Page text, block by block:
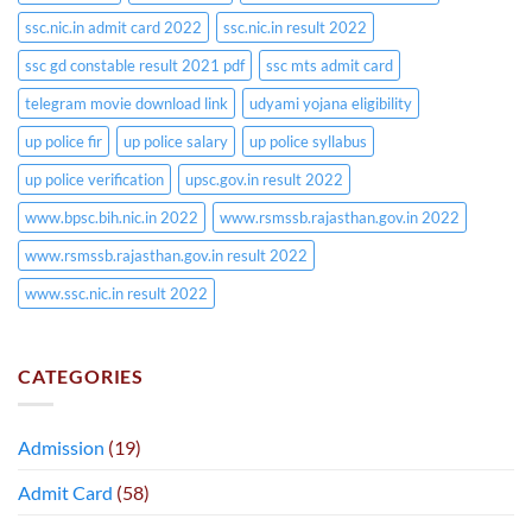
ssc.nic.in admit card 2022
ssc.nic.in result 2022
ssc gd constable result 2021 pdf
ssc mts admit card
telegram movie download link
udyami yojana eligibility
up police fir
up police salary
up police syllabus
up police verification
upsc.gov.in result 2022
www.bpsc.bih.nic.in 2022
www.rsmssb.rajasthan.gov.in 2022
www.rsmssb.rajasthan.gov.in result 2022
www.ssc.nic.in result 2022
CATEGORIES
Admission (19)
Admit Card (58)